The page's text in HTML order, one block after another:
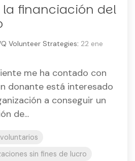
financiación del
Volunteer Strategies: 22 ene
me ha contado con
donante está interesado
a conseguir un
de...
sin fines de lucro